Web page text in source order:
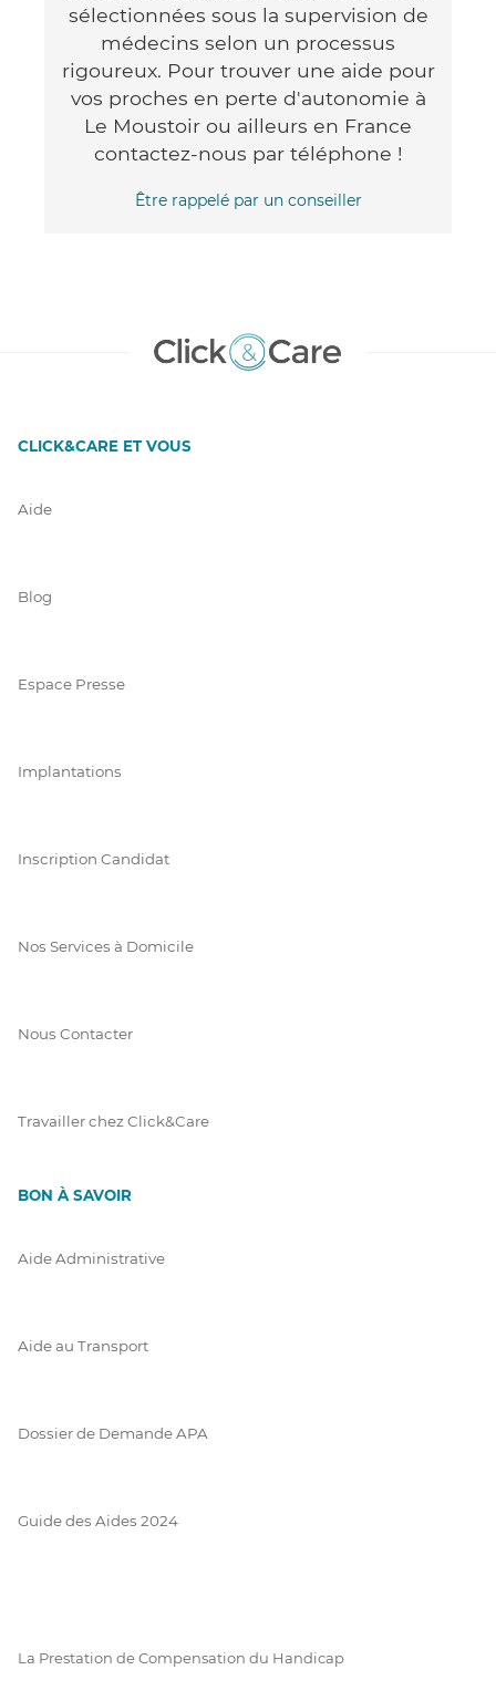
sélectionnées sous la supervision de
médecins selon un processus
rigoureux. Pour trouver une aide pour
vos proches en perte d'autonomie à
Le Moustoir ou ailleurs en France
contactez-nous par téléphone !
Être rappelé par un conseiller
CLICK&CARE ET VOUS
Aide
Blog
Espace Presse
Implantations
Inscription Candidat
Nos Services à Domicile
Nous Contacter
Travailler chez Click&Care
BON À SAVOIR
Aide Administrative
Aide au Transport
Dossier de Demande APA
Guide des Aides 2024
La Prestation de Compensation du Handicap